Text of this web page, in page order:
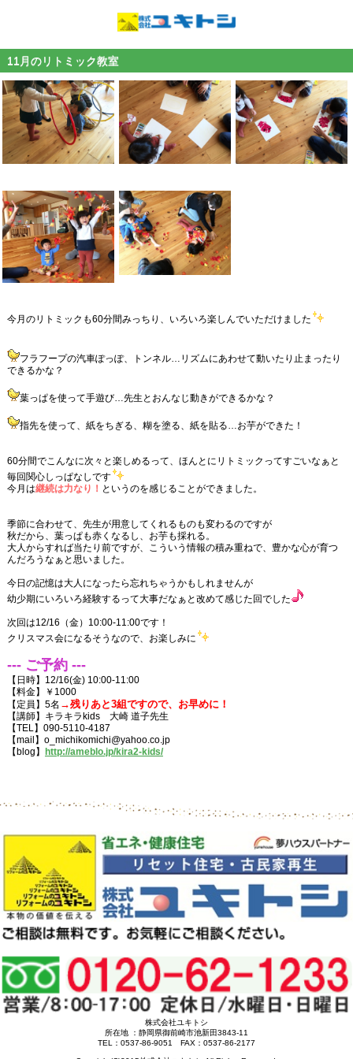
11月のリトミック教室
今月のリトミックも60分間みっちり、いろいろ楽しんでいただけました
フラフープの汽車ぽっぽ、トンネル…リズムにあわせて動いたり止まったり
できるかな？
葉っぱを使って手遊び…先生とおんなじ動きができるかな？
指先を使って、紙をちぎる、糊を塗る、紙を貼る…お芋ができた！
60分間でこんなに次々と楽しめるって、ほんとにリトミックってすごいなぁと
毎回関心しっぱなしです
今月は継続は力なり！ というのを感じることができました。
季節に合わせて、先生が用意してくれるものも変わるのですが
秋だから、葉っぱも赤くなるし、お芋も採れる。
大人からすれば当たり前ですが、こういう情報の積み重ねで、豊かな心が育つ
んだろうなぁと思いました。
今日の記憶は大人になったら忘れちゃうかもしれませんが
幼少期にいろいろ経験するって大事だなぁと改めて感じた回でした
次回は12/16（金）10:00-11:00です！
クリスマス会になるそうなので、お楽しみに
--- ご予約 ---
【日時】12/16(金) 10:00-11:00
【料金】￥1000
【定員】5名 →残りあと3組ですので、お早めに！
【講師】キラキラkids 大崎 道子先生
【TEL】090-5110-4187
【mail】o_michikomichi@yahoo.co.jp
【blog】 http://ameblo.jp/kira2-kids/
株式会社ユキトシ
所在地 ：静岡県御前崎市池新田3843-11
TEL：0537-86-9051 FAX：0537-86-2177